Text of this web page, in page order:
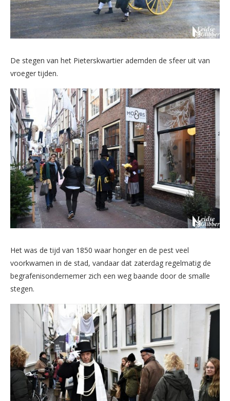
De stegen van het Pieterskwartier ademden de sfeer uit van
vroeger tijden.
Het was de tijd van 1850 waar honger en de pest veel
voorkwamen in de stad, vandaar dat zaterdag regelmatig de
begrafenisondernemer zich een weg baande door de smalle
stegen.